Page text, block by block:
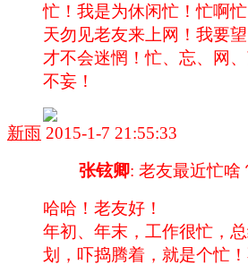
忙！我是为休闲忙！忙啊
天勿见老友来上网！我要
才不会迷惘！忙、忘、网
不妄！
新雨 2015-1-7 21:55:33
张铉卿: 老友最近忙啥
哈哈！老友好！
年初、年末，工作很忙，
划，吓捣腾着，就是个忙！